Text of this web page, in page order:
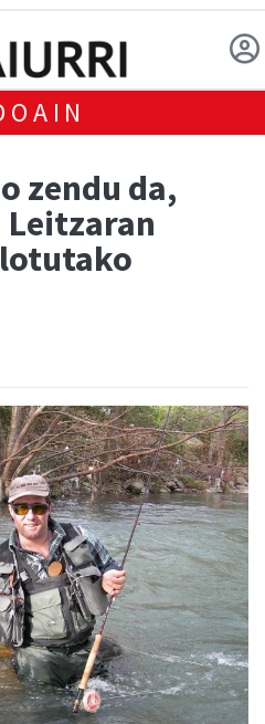
zendu da,